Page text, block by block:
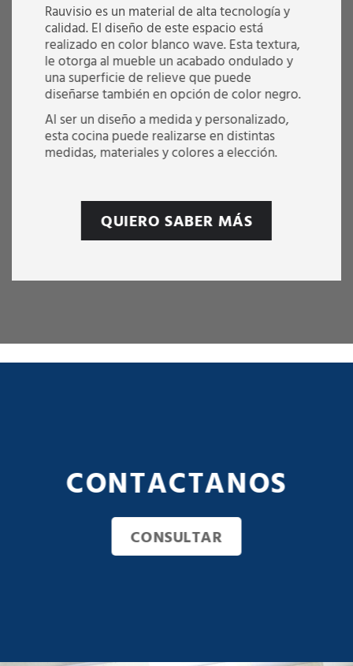
Rauvisio es un material de alta tecnología y
calidad. El diseño de este espacio está
realizado en color blanco wave. Esta textura,
le otorga al mueble un acabado ondulado y
una superficie de relieve que puede
diseñarse también en opción de color negro.
Al ser un diseño a medida y personalizado,
esta cocina puede realizarse en distintas
medidas, materiales y colores a elección.
QUIERO SABER MÁS
CONTACTANOS
CONSULTAR